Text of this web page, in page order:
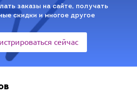
заказы на сайте, получать
скидки и многое другое
сейчас